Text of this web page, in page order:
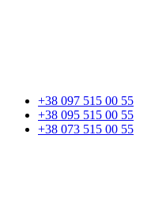
+38 097 515 00 55
+38 095 515 00 55
+38 073 515 00 55